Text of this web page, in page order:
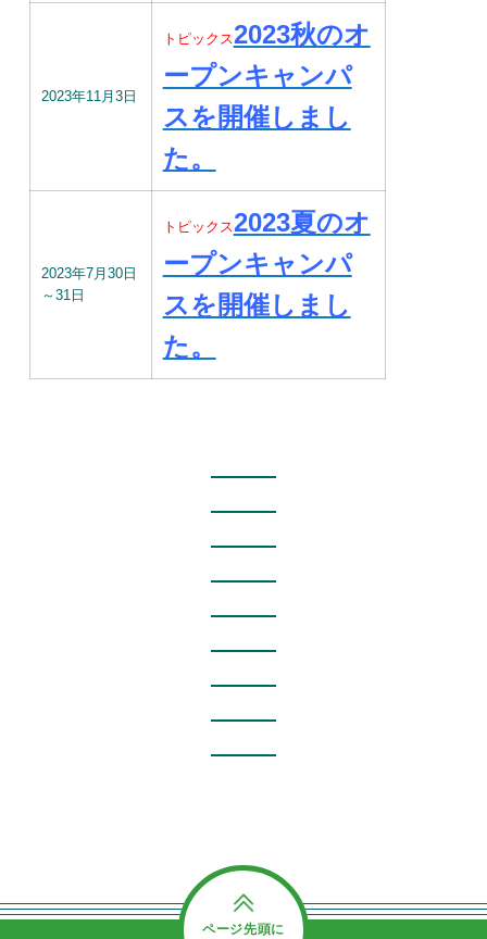
2023年11月3日
トピックス2023秋のオ
ープンキャンパ
スを開催しまし
た。
2023年7月30日
～31日
トピックス2023夏のオ
ープンキャンパ
スを開催しまし
た。
ページ先頭に